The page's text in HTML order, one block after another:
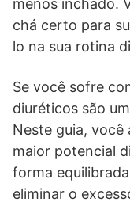
menos inchado.
chá certo para
lo na sua rotina
Se você sofre
diuréticos são
Neste guia, você
maior potencial
forma
eliminar o